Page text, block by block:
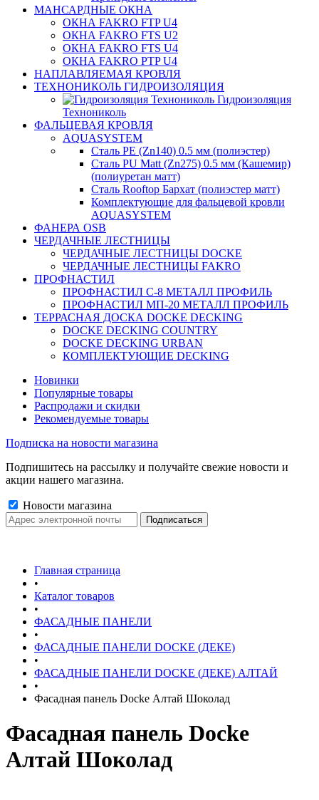
МАНСАРДНЫЕ ОКНА
ОКНА FAKRO FTP U4
ОКНА FAKRO FTS U2
ОКНА FAKRO FTS U4
ОКНА FAKRO PTP U4
НАПЛАВЛЯЕМАЯ КРОВЛЯ
ТЕХНОНИКОЛЬ ГИДРОИЗОЛЯЦИЯ
Гидроизоляция
Технониколь
ФАЛЬЦЕВАЯ КРОВЛЯ
AQUASYSTEM
Сталь PE (Zn140) 0.5 мм (полиэстер)
Сталь PU Matt (Zn275) 0.5 мм (Кашемир)
(полиуретан матт)
Сталь Rooftop Бархат (полиэстер матт)
Комплектующие для фальцевой кровли
AQUASYSTEM
ФАНЕРА OSB
ЧЕРДАЧНЫЕ ЛЕСТНИЦЫ
ЧЕРДАЧНЫЕ ЛЕСТНИЦЫ DOCKE
ЧЕРДАЧНЫЕ ЛЕСТНИЦЫ FAKRO
ПРОФНАСТИЛ
ПРОФНАСТИЛ C-8 МЕТАЛЛ ПРОФИЛЬ
ПРОФНАСТИЛ МП-20 МЕТАЛЛ ПРОФИЛЬ
ТЕРРАСНАЯ ДОСКА DOCKE DECKING
DOCKE DECKING COUNTRY
DOCKE DECKING URBAN
КОМПЛЕКТУЮЩИЕ DECKING
Новинки
Популярные товары
Распродажи и скидки
Рекомендуемые товары
Подписка на новости магазина
Подпишитесь на рассылку и получайте свежие новости и
акции нашего магазина.
Новости магазина
Главная страница
•
Каталог товаров
•
ФАСАДНЫЕ ПАНЕЛИ
•
ФАСАДНЫЕ ПАНЕЛИ DOCKE (ДЕКЕ)
•
ФАСАДНЫЕ ПАНЕЛИ DOCKE (ДЕКЕ) АЛТАЙ
•
Фасадная панель Docke Алтай Шоколад
Фасадная панель Docke
Алтай Шоколад